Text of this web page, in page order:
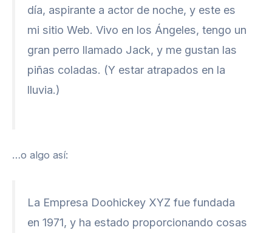
día, aspirante a actor de noche, y este es
mi sitio Web. Vivo en los Ángeles, tengo un
gran perro llamado Jack, y me gustan las
piñas coladas. (Y estar atrapados en la
lluvia.)
…o algo así:
La Empresa Doohickey XYZ fue fundada
en 1971, y ha estado proporcionando cosas